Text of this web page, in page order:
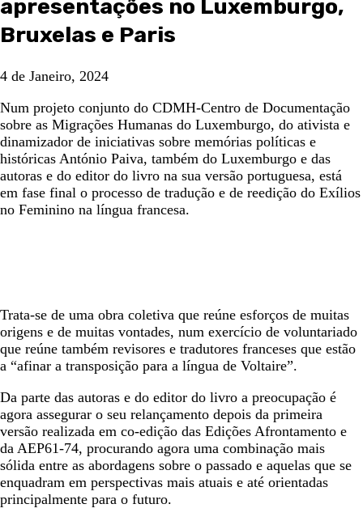
apresentações no Luxemburgo,
Bruxelas e Paris
4 de Janeiro, 2024
Num projeto conjunto do CDMH-Centro de Documentação
sobre as Migrações Humanas do Luxemburgo, do ativista e
dinamizador de iniciativas sobre memórias políticas e
históricas António Paiva, também do Luxemburgo e das
autoras e do editor do livro na sua versão portuguesa, está
em fase final o processo de tradução e de reedição do Exílios
no Feminino na língua francesa.
Trata-se de uma obra coletiva que reúne esforços de muitas
origens e de muitas vontades, num exercício de voluntariado
que reúne também revisores e tradutores franceses que estão
a “afinar a transposição para a língua de Voltaire”.
Da parte das autoras e do editor do livro a preocupação é
agora assegurar o seu relançamento depois da primeira
versão realizada em co-edição das Edições Afrontamento e
da AEP61-74, procurando agora uma combinação mais
sólida entre as abordagens sobre o passado e aquelas que se
enquadram em perspectivas mais atuais e até orientadas
principalmente para o futuro.